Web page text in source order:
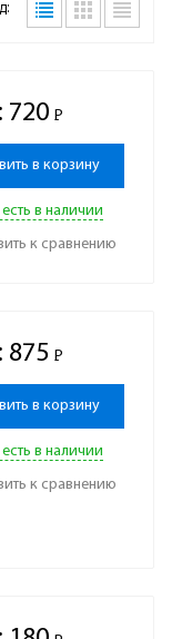
720 Р
-
в корзину
в наличии
к сравнению
875 Р
-
в корзину
в наличии
к сравнению